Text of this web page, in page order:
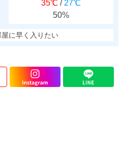
35℃ / 27℃
50%
に早く入りたい